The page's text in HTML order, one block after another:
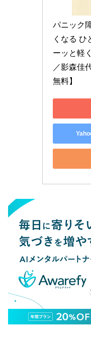
パニック
くなる ひ
ーッと軽
／影森佳
無料】